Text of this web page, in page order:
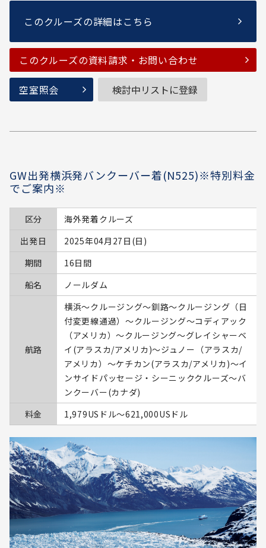
このクルーズの詳細はこちら
このクルーズの資料請求・お問い合わせ
空室照会 検討中リストに登録
GW出発横浜発バンクーバー着(N525)※特別料金
でご案内※
区分
海外発着クルーズ
出発日
2025年04月27日(日)
期間
16日間
船名
ノールダム
航路
横浜～クルージング～釧路～クルージング（日
付変更線通過）～クルージング～コディアック
（アメリカ）～クルージング～グレイシャーベ
イ(アラスカ/アメリカ)～ジュノー（アラスカ/
アメリカ）～ケチカン(アラスカ/アメリカ)～イ
ンサイドパッセージ・シーニッククルーズ～バ
ンクーバー(カナダ)
料金
1,979USドル〜621,000USドル